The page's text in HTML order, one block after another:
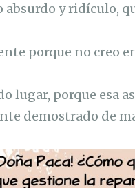
absurdo y ridículo,
porque no creo
lugar, porque esa
demostrado de